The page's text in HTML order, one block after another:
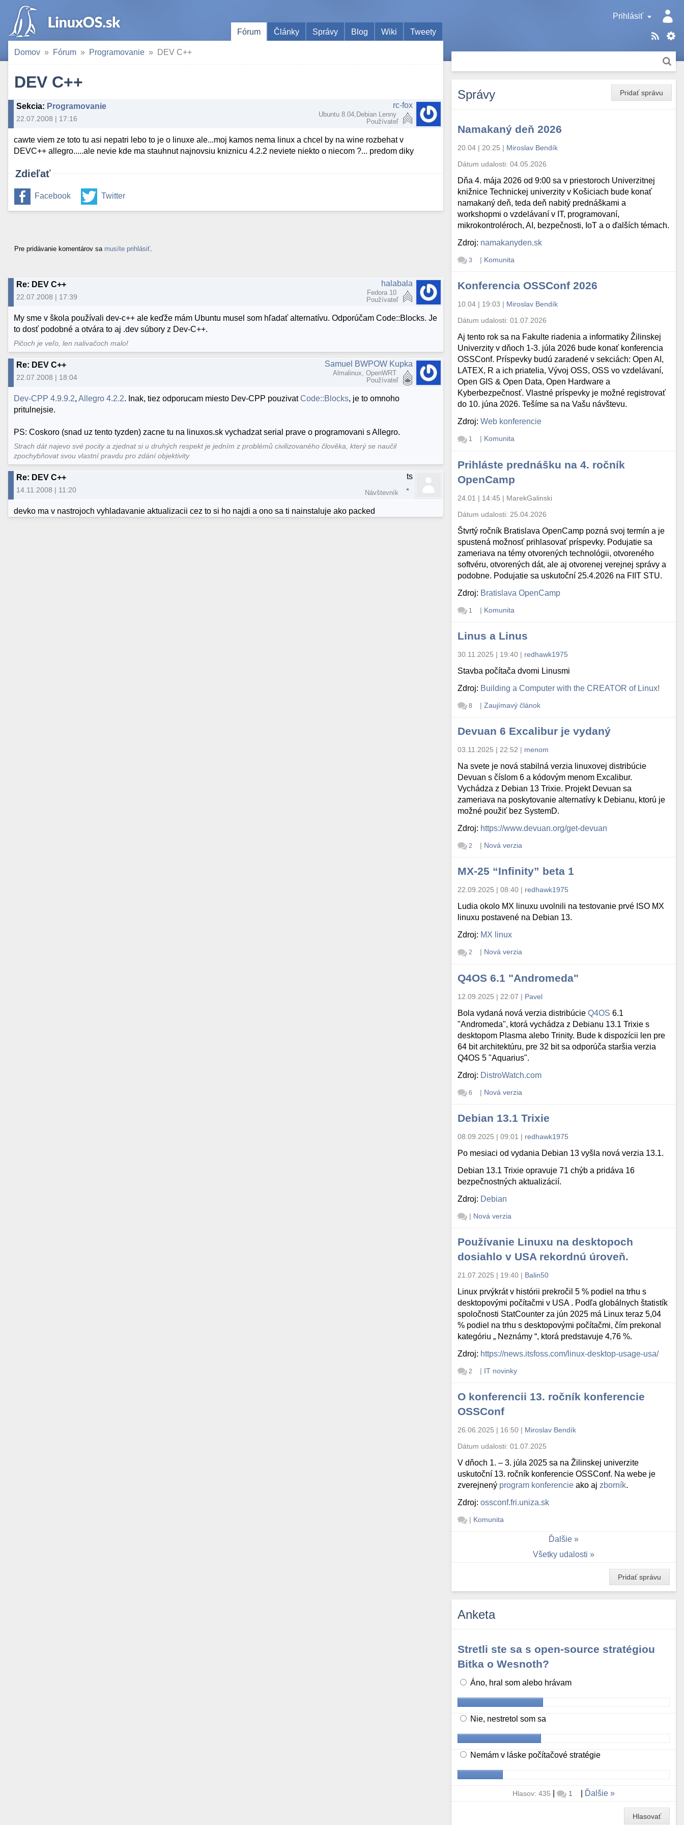
Prihlásiť
Fórum
Články Správy Blog Wiki Tweety
Domov Fórum Programovanie DEV C++
DEV C++
Sekcia: Programovanie
22.07.2008 | 17:16
rc-fox
Ubuntu 8.04,Debian Lenny
Používateľ
cawte viem ze toto tu asi nepatri lebo to je o linuxe ale...moj kamos nema linux a chcel by na wine rozbehat v
DEVC++ allegro.....ale nevie kde ma stauhnut najnovsiu kniznicu 4.2.2 neviete niekto o niecom ?... predom diky
Zdieľať
Facebook Twitter
Pre pridávanie komentárov sa musíte prihlásiť
Re: DEV C++
22.07.2008 | 17:39
halabala
Fedora 10
Používateľ
My sme v škola používali dev-c++ ale keďže mám Ubuntu musel som hľadať alternatívu. Odporúčam Code::Blocks. Je
to dosť podobné a otvára to aj .dev súbory z Dev-C++.
Pičoch je veľo, len nalivačoch malo!
Re: DEV C++
22.07.2008 | 18:04
Samuel BWPOW Kupka
Almalinux, OpenWRT
Používateľ
Dev-CPP 4.9.9.2,Allegro 4.2.2. Inak, tiez odporucam miesto Dev-CPP pouzivatCode::Blocks, je to omnoho
pritulnejsie.
PS: Coskoro (snad uz tento tyzden) zacne tu na linuxos.sk vychadzat serial prave o programovani s Allegro.
Strach dát najevo své pocity a zjednat si u druhých respekt je jedním z problémů civilizovaného člověka, který se naučil
zpochybňovat svou vlastní pravdu pro zdání objektivity
Re: DEV C++
14.11.2008 | 11:20
ts
Návštevník
devko ma v nastrojoch vyhladavanie aktualizacii cez to si ho najdi a ono sa ti nainstaluje ako packed
Pridať správu
Správy
Namakaný deň 2026
20.04 | 20:25 | Miroslav Bendík
Dátum udalosti:04.05.2026
Dňa 4. mája 2026 od 9:00 sa v priestoroch Univerzitnej
knižnice Technickej univerzity v Košiciach bude konať
namakaný deň, teda deň nabitý prednáškami a
workshopmi o vzdelávaní v IT, programovaní,
mikrokontroléroch, AI, bezpečnosti, IoT a o ďalších témach.
Zdroj: namakanyden.sk
3 | Komunita
Konferencia OSSConf 2026
10.04 | 19:03 | Miroslav Bendík
Dátum udalosti:01.07.2026
Aj tento rok sa na Fakulte riadenia a informatiky Žilinskej
Univerzity v dňoch 1-3. júla 2026 bude konať konferencia
OSSConf. Príspevky budú zaradené v sekciách: Open AI,
LATEX, R a ich priatelia, Vývoj OSS, OSS vo vzdelávaní,
Open GIS & Open Data, Open Hardware a
Kyberbezpečnosť. Vlastné príspevky je možné registrovať
do 10. júna 2026. Tešíme sa na Vašu návštevu.
Zdroj:Web konferencie
1 | Komunita
Prihláste prednášku na 4. ročník
OpenCamp
24.01 | 14:45 | MarekGalinski
Dátum udalosti: 25.04.2026
Štvrtý ročník Bratislava OpenCamp pozná svoj termín a je
spustená možnosť prihlasovať príspevky. Podujatie sa
zameriava na témy otvorených technológii, otvoreného
softvéru, otvorených dát, ale aj otvorenej verejnej správy a
podobne. Podujatie sa uskutoční 25.4.2026 na FIIT STU.
Zdroj: Bratislava OpenCamp
1 | Komunita
Linus a Linus
30.11.2025 | 19:40 | redhawk1975
Stavba počítača dvomi Linusmi
Zdroj: Building a Computer with the CREATOR of Linux!
8 | Zaujímavý článok
Devuan 6 Excalibur je vydaný
03.11.2025 | 22:52 | menom
Na svete je nová stabilná verzia linuxovej distribúcie
Devuan s číslom 6 a kódovým menom Excalibur.
Vychádza z Debian 13 Trixie. Projekt Devuan sa
zameriava na poskytovanie alternatívy k Debianu, ktorú je
možné použiť bez SystemD.
Zdroj: https://www.devuan.org/get-devuan
2 | Nová verzia
MX-25 “Infinity” beta 1
22.09.2025 | 08:40 | redhawk1975
Ludia okolo MX linuxu uvolnili na testovanie prvé ISO MX
linuxu postavené na Debian 13.
Zdroj: MX linux
2 | Nová verzia
Q4OS 6.1 "Andromeda"
12.09.2025 | 22:07 | Pavel
Bola vydaná nová verzia distribúcieQ4OS 6.1
"Andromeda", ktorá vychádza z Debianu 13.1 Trixie s
desktopom Plasma alebo Trinity. Bude k dispozícii len pre
64 bit architektúru, pre 32 bit sa odporúča staršia verzia
Q4OS 5 "Aquarius".
Zdroj: DistroWatch.com
6 | Nová verzia
Debian 13.1 Trixie
08.09.2025 | 09:01 | redhawk1975
Po mesiaci od vydania Debian 13 vyšla nová verzia 13.1.
Debian 13.1 Trixie opravuje 71 chýb a pridáva 16
bezpečnostných aktualizácií.
Zdroj: Debian
| Nová verzia
Používanie Linuxu na desktopoch
dosiahlo v USA rekordnú úroveň.
21.07.2025 | 19:40 | Balin50
Linux prvýkrát v histórii prekročil 5 % podiel na trhu s
desktopovými počítačmi v USA . Podľa globálnych štatistík
spoločnosti StatCounter za jún 2025 má Linux teraz 5,04
% podiel na trhu s desktopovými počítačmi, čím prekonal
kategóriu „ Neznámy “, ktorá predstavuje 4,76 %.
Zdroj: https://news.itsfoss.com/linux-desktop-usage-usa/
2 | IT novinky
O konferencii 13. ročník konferencie
OSSConf
26.06.2025 | 16:50 | Miroslav Bendík
Dátum udalosti:01.07.2025
V dňoch 1. – 3. júla 2025 sa na Žilinskej univerzite
uskutoční 13. ročník konferencie OSSConf. Na webe je
zverejnený program konferencie ako aj zborník.
Zdroj:ossconf.fri.uniza.sk
| Komunita
Ďalšie
Všetky udalosti
Pridať správu
Anketa
Stretli ste sa s open-source stratégiou
Bitka o Wesnoth?
Áno, hral som alebo hrávam
Nie, nestretol som sa
Nemám v láske počítačové stratégie
Hlasov: 435 | 1 Ďalšie
Hlasovať